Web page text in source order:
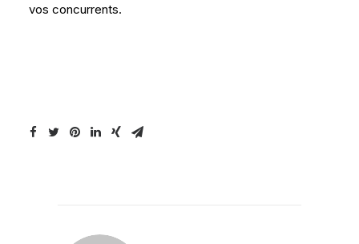
vos concurrents.